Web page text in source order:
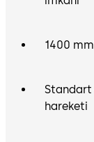
1400
Standart
hareketi